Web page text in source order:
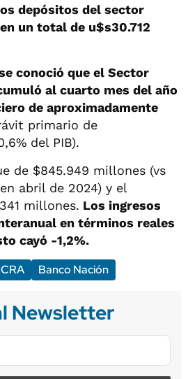
depósitos del sector
un total de u$s30.712
conoció que el Sector
al cuarto mes del año
de aproximadamente
primario de
del PIB).
de $845.949 millones (vs
abril de 2024) y el
millones. Los ingresos
en términos reales
cayó -1,2%.
Banco Nación
Newsletter